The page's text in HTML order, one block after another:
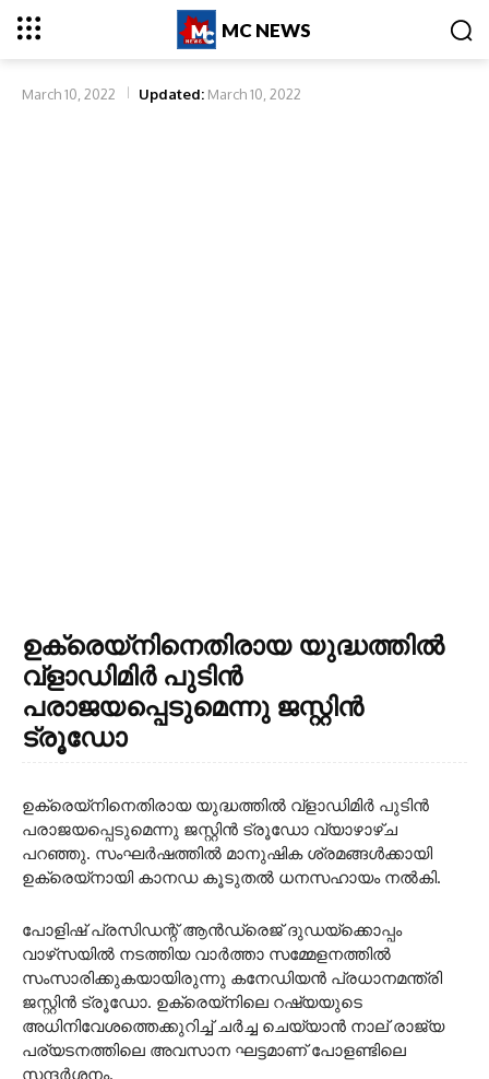
MC NEWS
March 10, 2022 Updated: March 10, 2022
ഉക്രെയ്‌നിനെതിരായ യുദ്ധത്തിൽ
വ്‌ളാഡിമിർ പുടിൻ
പരാജയപ്പെടുമെന്നു ജസ്റ്റിൻ
ട്രൂഡോ
ഉക്രെയ്‌നിനെതിരായ യുദ്ധത്തിൽ വ്‌ളാഡിമിർ പുടിൻ
പരാജയപ്പെടുമെന്നു ജസ്റ്റിൻ ട്രൂഡോ വ്യാഴാഴ്ച
പറഞ്ഞു. സംഘർഷത്തിൽ മാനുഷിക ശ്രമങ്ങൾക്കായി
ഉക്രെയ്‌നായി കാനഡ കൂടുതൽ ധനസഹായം നൽകി.
പോളിഷ് പ്രസിഡന്റ് ആൻഡ്രെജ് ദുഡയ്‌ക്കൊപ്പം
വാഴ്‌സയിൽ നടത്തിയ വാർത്താ സമ്മേളനത്തിൽ
സംസാരിക്കുകയായിരുന്നു കനേഡിയൻ പ്രധാനമന്ത്രി
ജസ്റ്റിൻ ട്രൂഡോ. ഉക്രെയ്നിലെ റഷ്യയുടെ
അധിനിവേശത്തെക്കുറിച്ച് ചർച്ച ചെയ്യാൻ നാല് രാജ്യ
പര്യടനത്തിലെ അവസാന ഘട്ടമാണ് പോളണ്ടിലെ
സന്ദർശനം.